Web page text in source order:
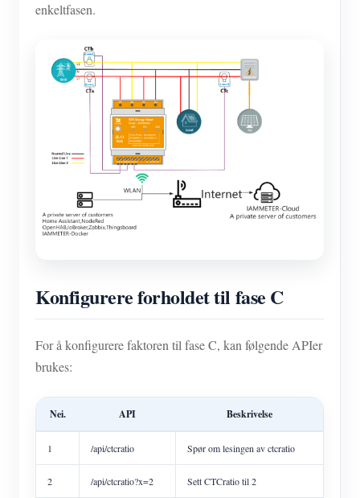
enkeltfasen.
Konfigurere forholdet til fase C
For å konfigurere faktoren til fase C, kan følgende APIer
brukes:
Nei. API Beskrivelse
1 /api/ctcratio Spør om lesingen av ctcratio
2 /api/ctcratio?x=2 Sett CTCratio til 2